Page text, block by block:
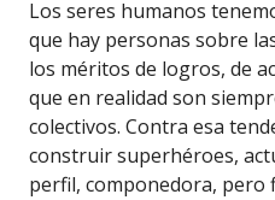
Los seres humanos
que hay personas sobre
los méritos de logros, de
que en realidad son
colectivos. Contra esa
construir superhéroes,
perfil, componedora, pero